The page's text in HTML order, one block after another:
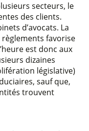
secteurs, le
des clients.
d’avocats. La
favorise
est donc aux
dizaines
législative)
sauf que,
trouvent